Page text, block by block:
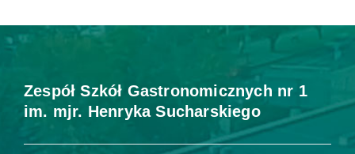
Zespół Szkół Gastronomicznych nr 1
im. mjr. Henryka Sucharskiego